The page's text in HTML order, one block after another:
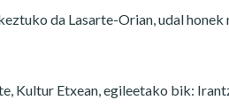
da Lasarte-Orian, udal
Kultur Etxean, egileetako bik: